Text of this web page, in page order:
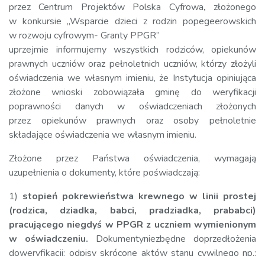
przez Centrum Projektów Polska Cyfrowa, złożonego
w konkursie „Wsparcie dzieci z rodzin popegeerowskich
w rozwoju cyfrowym- Granty PPGR”
uprzejmie informujemy wszystkich rodziców, opiekunów
prawnych uczniów oraz pełnoletnich uczniów, którzy złożyli
oświadczenia we własnym imieniu, że Instytucja opiniująca
złożone wnioski zobowiązała gminę do weryfikacji
poprawności danych w oświadczeniach złożonych
przez opiekunów prawnych oraz osoby pełnoletnie
składające oświadczenia we własnym imieniu.
Złożone przez Państwa oświadczenia, wymagają
uzupełnienia o dokumenty, które poświadczają:
1) stopień pokrewieństwa krewnego w linii prostej
(rodzica, dziadka, babci, pradziadka, prababci)
pracującego niegdyś w PPGR z uczniem wymienionym
w oświadczeniu. Dokumentyniezbędne doprzedłożenia
doweryfikacji: odpisy skrócone aktów stanu cywilnego np.: